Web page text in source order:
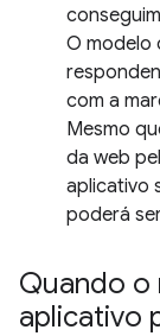
O modelo
com a
Mesmo
da web
aplicativo
poderá
Quando o
aplicativo